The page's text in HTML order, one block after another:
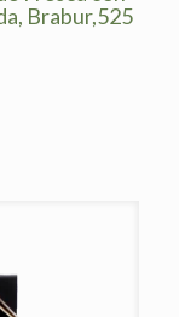
Brabur,525